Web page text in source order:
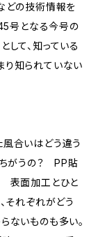
どの技術情報を
45号となる今号の
て、知っている
り知られていない
合いはどう違う
ちがうの？ PP貼
表面加工とひと
それぞれがどう
ないものも多い。